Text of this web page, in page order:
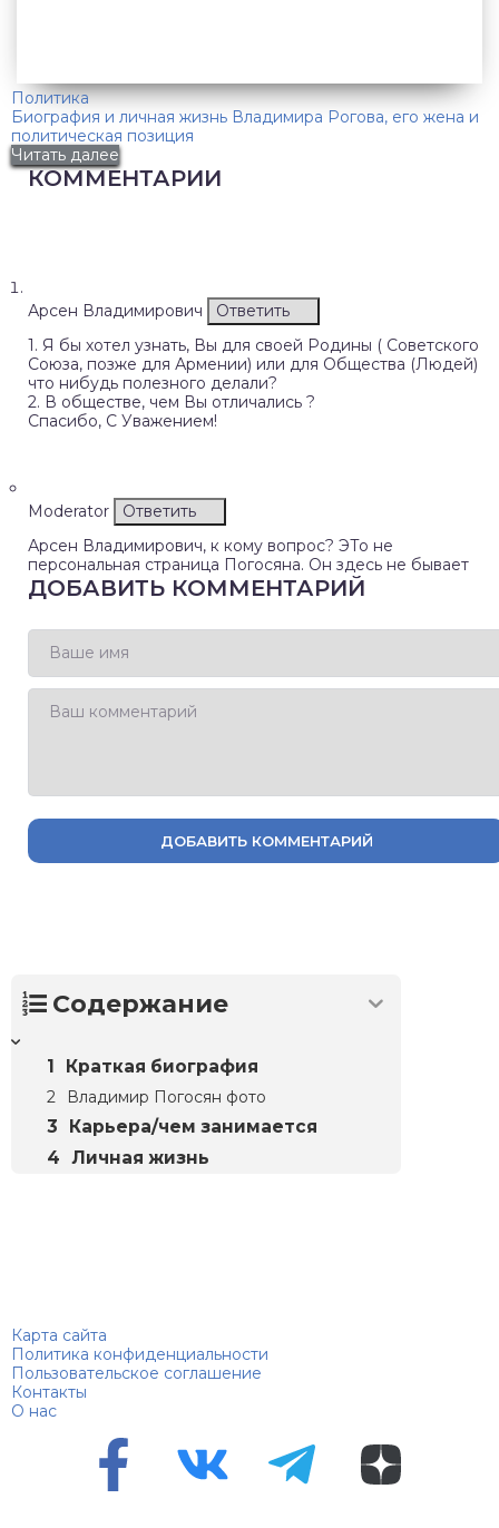
Политика
Биография и личная жизнь Владимира Рогова, его жена и
политическая позиция
Читать далее
КОММЕНТАРИИ
Арсен Владимирович
Ответить
1. Я бы хотел узнать, Вы для своей Родины ( Советского
Союза, позже для Армении) или для Общества (Людей)
что нибудь полезного делали?
2. В обществе, чем Вы отличались ?
Спасибо, С Уважением!
Moderator
Ответить
Арсен Владимирович, к кому вопрос? ЭТо не
персональная страница Погосяна. Он здесь не бывает
ДОБАВИТЬ КОММЕНТАРИЙ
ДОБАВИТЬ КОММЕНТАРИЙ
Содержание
Краткая биография
Владимир Погосян фото
Карьера/чем занимается
Личная жизнь
Карта сайта
Политика конфиденциальности
Пользовательское соглашение
Контакты
О нас